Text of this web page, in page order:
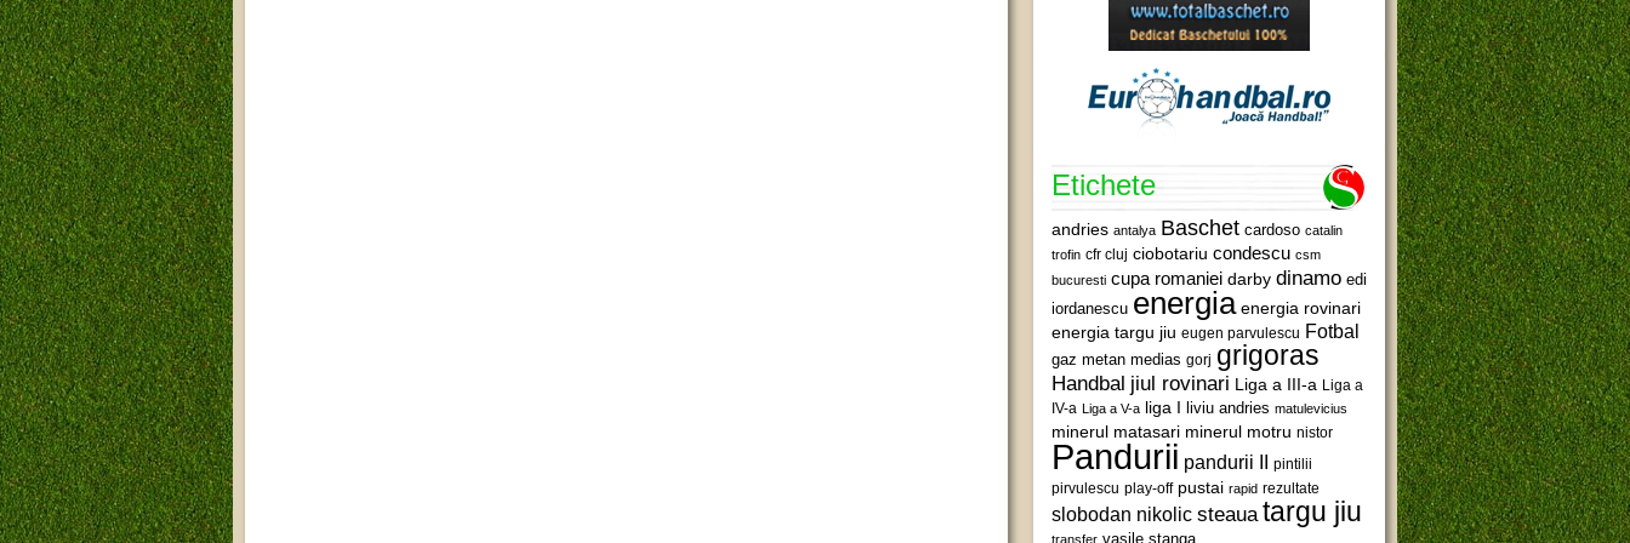
Etichete
andries antalya Baschet cardoso catalin
trofin cfr cluj ciobotariu condescu csm
bucuresti cupa romaniei darby dinamo edi
iordanescu energia energia rovinari
energia targu jiu eugen parvulescu Fotbal
gaz metan medias gorj grigoras
Handbal jiul rovinari Liga a III-a Liga a
IV-a Liga a V-a liga I liviu andries matulevicius
minerul matasari minerul motru nistor
Pandurii pandurii II pintilii
pirvulescu play-off pustai rapid rezultate
slobodan nikolic steaua targu jiu
transfer vasile stanga